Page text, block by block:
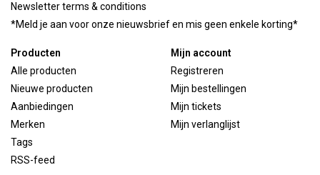
Newsletter terms & conditions
*Meld je aan voor onze nieuwsbrief en mis geen enkele korting*
Producten
Alle producten
Nieuwe producten
Aanbiedingen
Merken
Tags
RSS-feed
Mijn account
Registreren
Mijn bestellingen
Mijn tickets
Mijn verlanglijst